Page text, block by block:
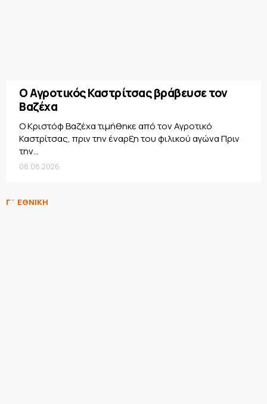
Ο Αγροτικός Καστρίτσας βράβευσε τον
Βαζέχα
Ο Κριστόφ Βαζέχα τιμήθηκε από τον Αγροτικό
Καστρίτσας, πριν την έναρξη του φιλικού αγώνα Πριν
την...
08.08.2026
Γ΄ ΕΘΝΙΚΗ